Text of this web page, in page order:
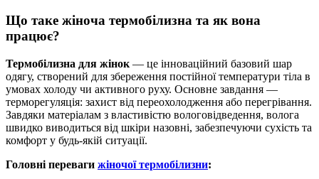
Що таке жіноча термобілизна та як вона
працює?
Термобілизна для жінок — це інноваційний базовий шар
одягу, створений для збереження постійної температури тіла в
умовах холоду чи активного руху. Основне завдання —
терморегуляція: захист від переохолодження або перегрівання.
Завдяки матеріалам з властивістю вологовідведення, волога
швидко виводиться від шкіри назовні, забезпечуючи сухість та
комфорт у будь-якій ситуації.
Головні переваги жіночої термобілизни: